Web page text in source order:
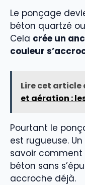
Le ponçage
béton quartzé
Cela crée un
couleur
Lire cet article
et aération :
Pourtant le
est rugueuse. Un
savoir comment
béton sans
accroche déjà.